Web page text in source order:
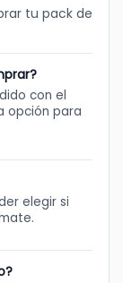
tu pack de
con el
opción para
elegir si